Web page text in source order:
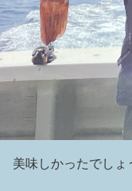
美味しかったでしょ